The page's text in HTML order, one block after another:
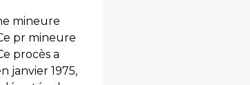
mineure
pr mineure
procès a
janvier 1975,